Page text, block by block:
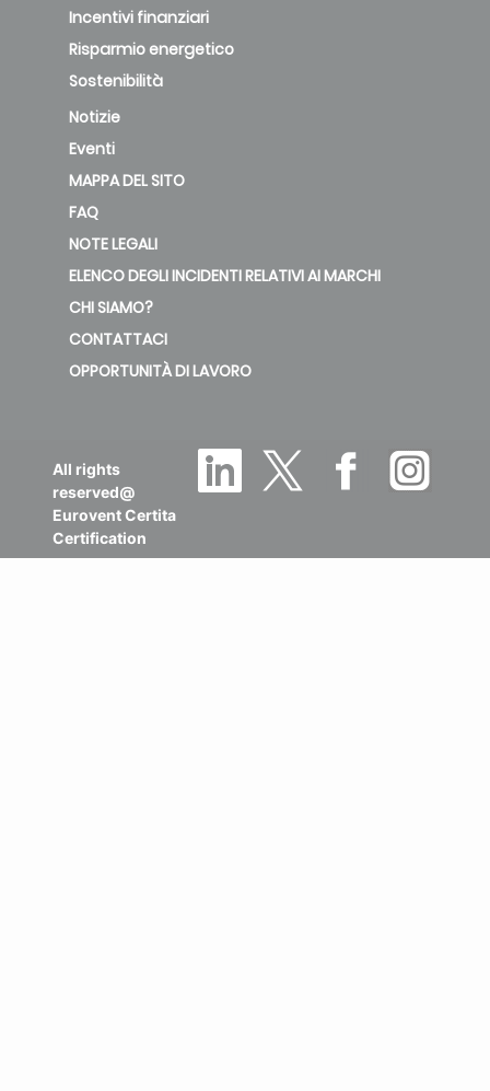
Incentivi finanziari
Risparmio energetico
Sostenibilità
Notizie
Eventi
MAPPA DEL SITO
FAQ
NOTE LEGALI
ELENCO DEGLI INCIDENTI RELATIVI AI MARCHI
CHI SIAMO?
CONTATTACI
OPPORTUNITÀ DI LAVORO
All rights
reserved@
Eurovent Certita
Certification